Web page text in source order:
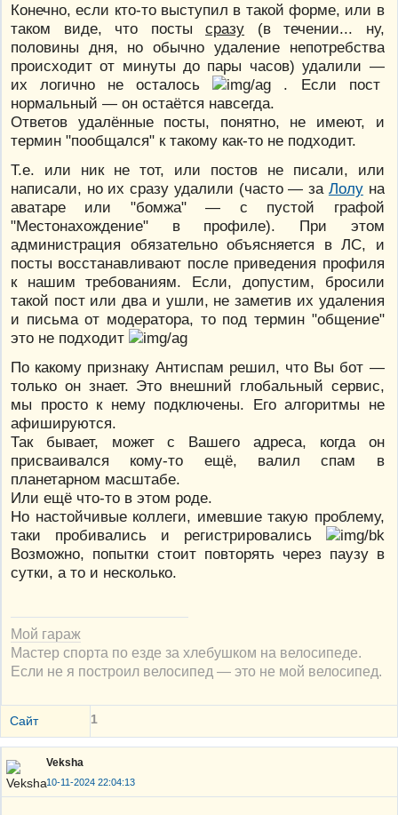
Конечно, если кто-то выступил в такой форме, или в
таком виде, что постысразу (в течении... ну,
половины дня, но обычно удаление непотребства
происходит от минуты до пары часов) удалили —
их логично не осталось
. Если пост
нормальный — он остаётся навсегда.
Ответов удалённые посты, понятно, не имеют, и
термин "пообщался" к такому как-то не подходит.
Т.е. или ник не тот, или постов не писали, или
написали, но их сразу удалили (часто — за Лолуна
аватаре или "бомжа" — с пустой графой
"Местонахождение" в профиле). При этом
администрация обязательно объясняется в ЛС, и
посты восстанавливают после приведения профиля
к нашим требованиям. Если, допустим, бросили
такой пост или два и ушли, не заметив их удаления
и письма от модератора, то под термин "общение"
это не подходит
По какому признаку Антиспам решил, что Вы бот —
только он знает. Это внешний глобальный сервис,
мы просто к нему подключены. Его алгоритмы не
афишируются.
Так бывает, может с Вашего адреса, когда он
присваивался кому-то ещё, валил спам в
планетарном масштабе.
Или ещё что-то в этом роде.
Но настойчивые коллеги, имевшие такую проблему,
таки пробивались и регистрировались
Возможно, попытки стоит повторять через паузу в
сутки, а то и несколько.
Мой гараж
Мастер спорта по езде за хлебушком на велосипеде.
Если не я построил велосипед — это не мой велосипед.
Сайт 1
Veksha
10-11-2024 22:04:13